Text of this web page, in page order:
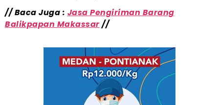
// Baca Juga : Jasa Pengiriman Barang
Balikpapan Makassar//